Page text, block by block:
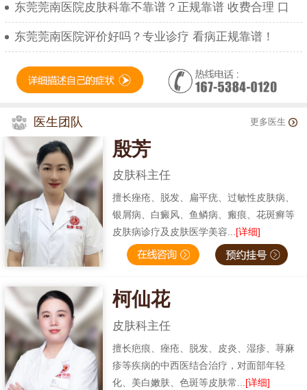
东莞莞南医院皮肤科靠不靠谱？正规靠谱 收费合理 口
东莞莞南医院评价好吗？专业诊疗 看病正规靠谱！
医生团队 更多医生
殷芳
皮肤科主任
擅长痤疮、脱发、扁平疣、过敏性皮肤病、
银屑病、白癜风、鱼鳞病、瘢痕、花斑癣等
皮肤病诊疗及皮肤医学美容... [详细]
柯仙花
皮肤科主任
擅长疤痕、痤疮、脱发、皮炎、湿疹、荨麻
疹等疾病的中西医结合治疗，对面部年轻
化、美白嫩肤、色斑等皮肤常... [详细]